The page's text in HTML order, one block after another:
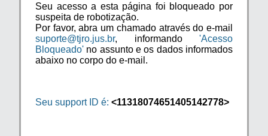
Seu acesso a esta página foi bloqueado por
suspeita de robotização.
Por favor, abra um chamado através do e-mail
suporte@tjro.jus.br, informando 'Acesso
Bloqueado' no assunto e os dados informados
abaixo no corpo do e-mail.
Seu support ID é: <11318074651405142778>